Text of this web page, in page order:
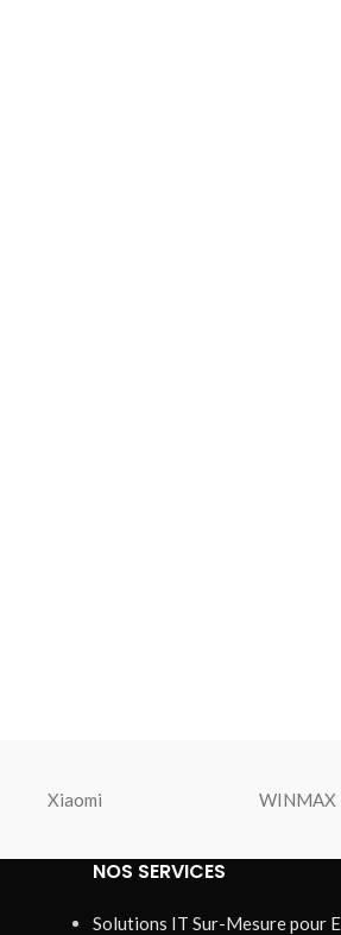
Xiaomi WINMAX
NOS SERVICES
Solutions IT Sur-Mesure pour